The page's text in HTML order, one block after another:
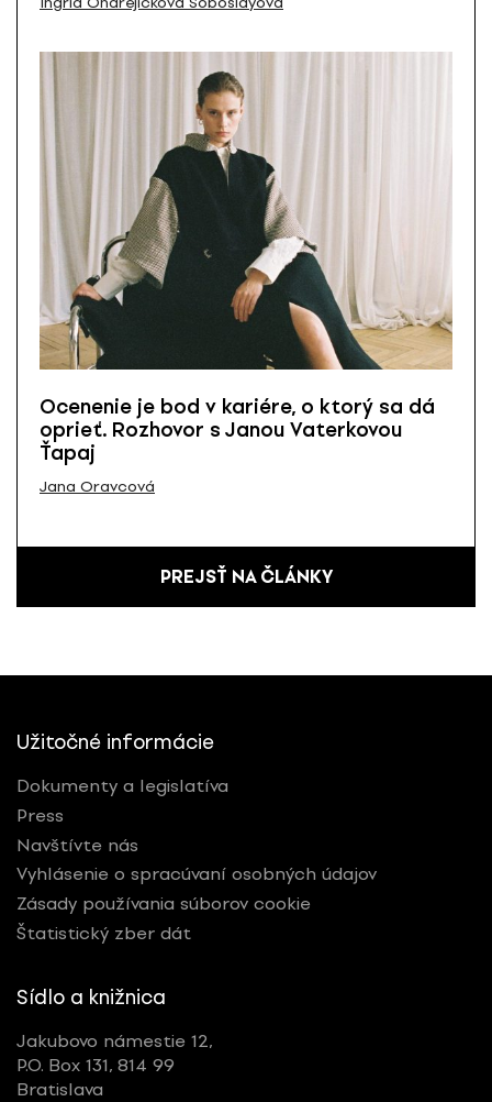
Ocenenie je bod v kariére, o ktorý sa dá
oprieť. Rozhovor s Janou Vaterkovou
Ťapaj
Jana Oravcová
PREJSŤ NA ČLÁNKY
Užitočné informácie
Dokumenty a legislatíva
Press
Navštívte nás
Vyhlásenie o spracúvaní osobných údajov
Zásady používania súborov cookie
Štatistický zber dát
Sídlo a knižnica
Jakubovo námestie 12,
P.O. Box 131, 814 99
Bratislava